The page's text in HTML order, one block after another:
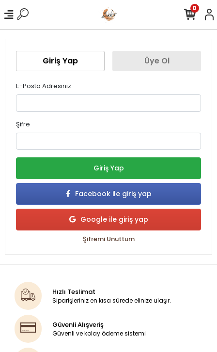
0
Giriş Yap Üye Ol
E-Posta Adresiniz
Şifre
Giriş Yap
Facebook ile giriş yap
Google ile giriş yap
Şifremi Unuttum
Hızlı Teslimat
Siparişleriniz en kısa sürede elinize ulaşır.
Güvenli Alışveriş
Güvenli ve kolay ödeme sistemi